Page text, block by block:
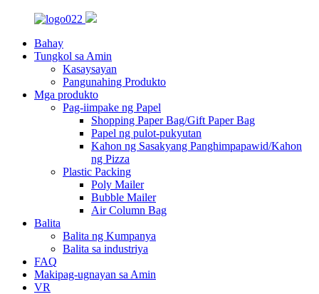
Bahay
Tungkol sa Amin
Kasaysayan
Pangunahing Produkto
Mga produkto
Pag-iimpake ng Papel
Shopping Paper Bag/Gift Paper Bag
Papel ng pulot-pukyutan
Kahon ng Sasakyang Panghimpapawid/Kahon
ng Pizza
Plastic Packing
Poly Mailer
Bubble Mailer
Air Column Bag
Balita
Balita ng Kumpanya
Balita sa industriya
FAQ
Makipag-ugnayan sa Amin
VR